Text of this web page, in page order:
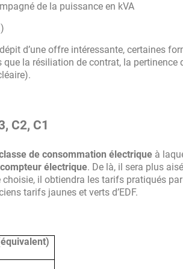
de la puissance en kVA
d’une offre intéressante, certaines
la résiliation de contrat, la pertinence
C2, C1
de consommation électrique à
électrique. De là, il sera plus
il obtiendra les tarifs pratiqués
tarifs jaunes et verts d’EDF.